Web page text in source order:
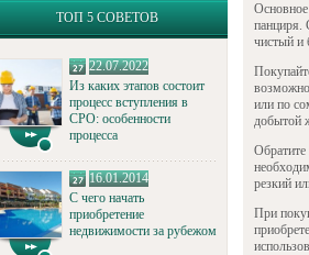
ТОП 5 СОВЕТОВ
22.07.2022
Из каких этапов состоит
процесс вступления в
СРО: особенности
процесса
16.01.2014
С чего начать
приобретение
недвижимости за рубежом
Основное
панциря.
чистый и
или по
добытой
резкий
При